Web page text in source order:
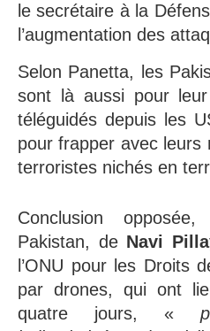
le secrétaire à la
l’augmentation des
Selon Panetta, les
sont là aussi pour
téléguidés depuis les
pour frapper avec leurs
terroristes nichés en
Conclusion
Pakistan, de Navi
l’ONU pour les Droits
par drones, qui ont
quatre jours, «